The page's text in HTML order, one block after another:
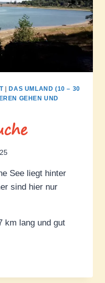
|
DAS UMLAND (10 – 30
GEHEN UND
See liegt hinter
sind hier nur
km lang und gut